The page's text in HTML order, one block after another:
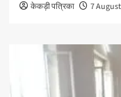
केकड़ी पत्रिका 7